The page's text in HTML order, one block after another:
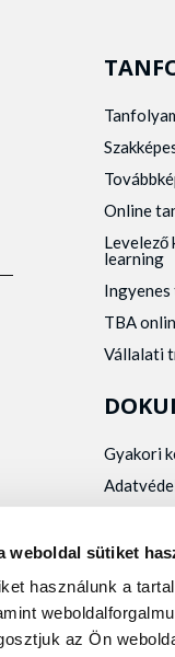
weboldal sütiket
használunk a
az Ön
Online
Levelező
learning
Ingyenes
TBA
Vállalati
Gyakori
Orvosi